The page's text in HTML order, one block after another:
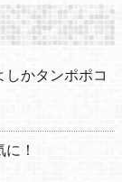
かタンポポコ
！